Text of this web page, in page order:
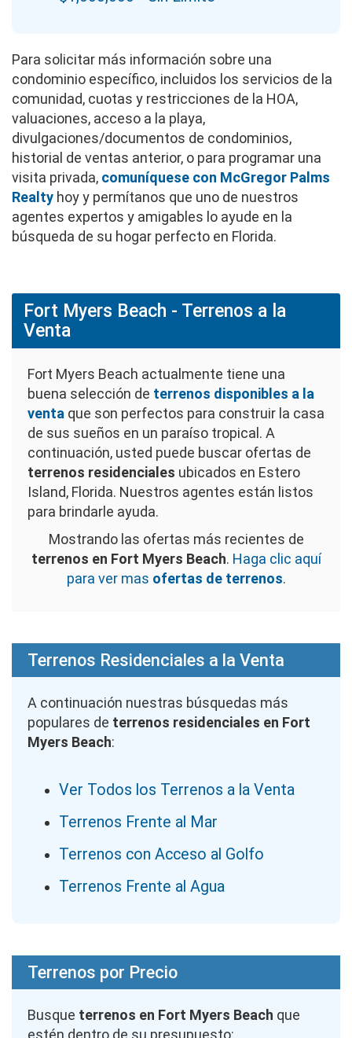
Para solicitar más información sobre una
condominio específico, incluidos los servicios de la
comunidad, cuotas y restricciones de la HOA,
valuaciones, acceso a la playa,
divulgaciones/documentos de condominios,
historial de ventas anterior, o para programar una
visita privada, comuníquese con McGregor Palms
Realty hoy y permítanos que uno de nuestros
agentes expertos y amigables lo ayude en la
búsqueda de su hogar perfecto en Florida.
Fort Myers Beach - Terrenos a la
Venta
Fort Myers Beach actualmente tiene una
buena selección de terrenos disponibles a la
venta que son perfectos para construir la casa
de sus sueños en un paraíso tropical. A
continuación, usted puede buscar ofertas de
terrenos residenciales ubicados en Estero
Island, Florida. Nuestros agentes están listos
para brindarle ayuda.
Mostrando las ofertas más recientes de
terrenos en Fort Myers Beach. Haga clic aquí
para ver mas ofertas de terrenos.
Terrenos Residenciales a la Venta
A continuación nuestras búsquedas más
populares de terrenos residenciales en Fort
Myers Beach:
Ver Todos los Terrenos a la Venta
Terrenos Frente al Mar
Terrenos con Acceso al Golfo
Terrenos Frente al Agua
Terrenos por Precio
Busque terrenos en Fort Myers Beach que
estén dentro de su presupuesto: